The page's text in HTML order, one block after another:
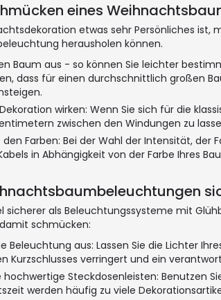
eines
etwas sehr Persönliches ist,
herausholen können.
Baum aus - so können Sie leichter
dass für einen durchschnittlich großen
wirken: Wenn Sie sich für die
zwischen den Windungen zu
den Farben: Bei der Wahl der Intensität,
in Abhängigkeit von der Farbe Ihres
sicherer als Beleuchtungssysteme mit
schmücken:
Beleuchtung aus: Lassen Sie die Lichter
Kurzschlusses verringert und ein
hochwertige Steckdosenleisten: Benutzen
werden häufig zu viele